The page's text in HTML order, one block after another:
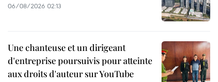
06/08/2026 02:13
Une chanteuse et un dirigeant
d'entreprise poursuivis pour atteinte
aux droits d'auteur sur YouTube